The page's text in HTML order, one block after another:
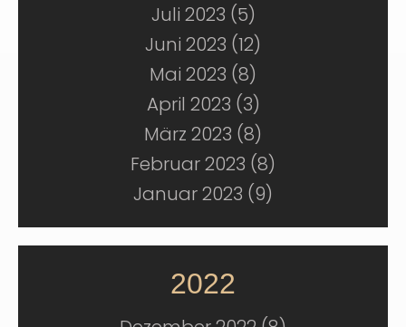
Juli 2023 (5)
Juni 2023 (12)
Mai 2023 (8)
April 2023 (3)
März 2023 (8)
Februar 2023 (8)
Januar 2023 (9)
2022